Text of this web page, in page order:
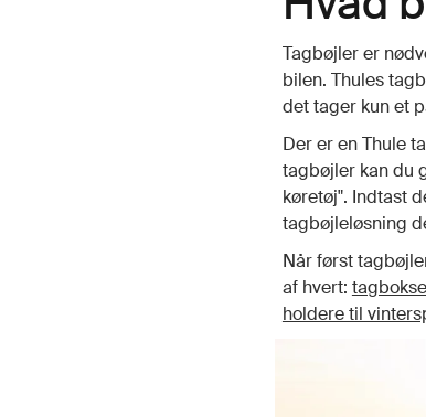
Tagbøjler er
bilen. Thules
det tager kun et
Der er en Thule
tagbøjler kan du
køretøj". Indtast
tagbøjleløsning
Når først
af hvert: tagbokse
holdere til